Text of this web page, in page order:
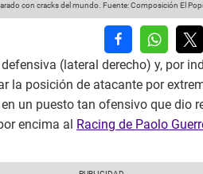
con cracks del mundo. Fuente: Composición El
(lateral derecho) y, por
la posición de atacante por
un puesto tan ofensivo que dio
encima al Racing de Paolo